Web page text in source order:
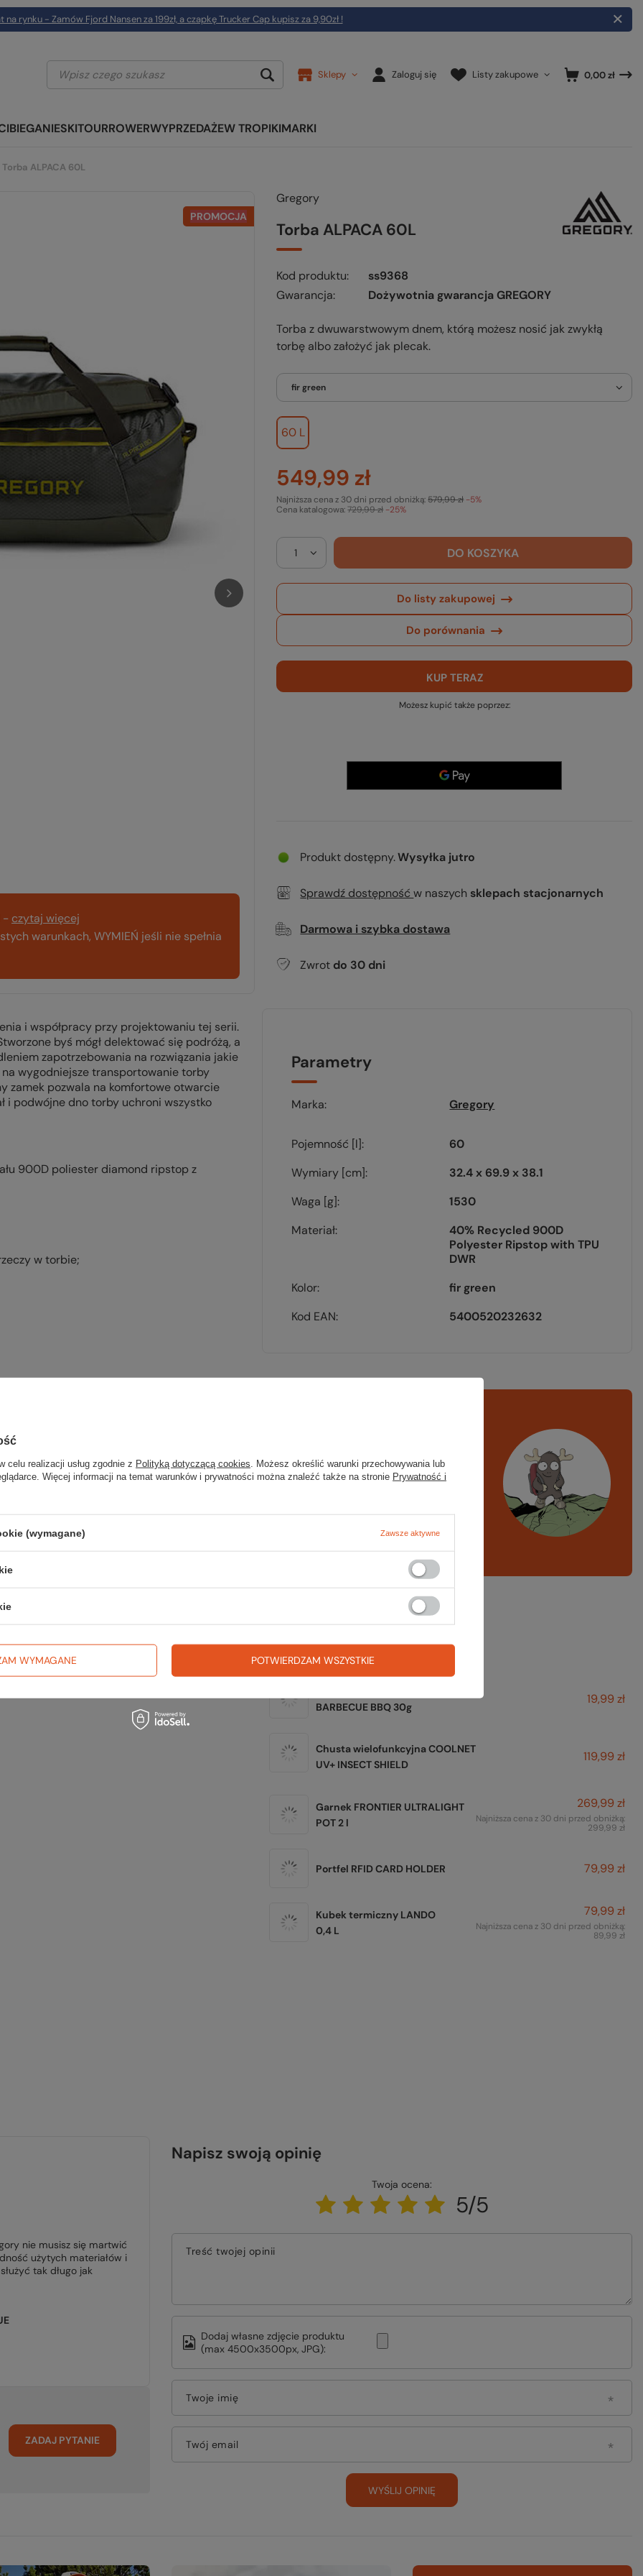
na rynku - Zamów Fjord Nansen za 199zł, a czapkę Trucker Cap kupisz za 9,90zł !
Sklepy Zaloguj się Listy zakupowe 0,00 zł
BIEGANIESKITOURROWERWYPRZEDAŻEW TROPIKIMARKI
Torba ALPACA 60L
PROMOCJA
- czytaj więcej
warunkach, WYMIEŃ jeśli nie spełnia
Gregory
Torba ALPACA 60L
Kod produktu
ss9368
Gwarancja
Dożywotnia gwarancja GREGORY
Torba z dwuwarstwowym dnem, którą możesz nosić jak zwykłą
torbę albo założyć jak plecak.
fir green
60 L
549,99 zł
Cena katalogowa:729,99 zł -25%
Najniższa cena z 30 dni przed obniżką:579,99 zł -5%
DO KOSZYKA
Do listy zakupowej
Do porównania
KUP TERAZ
Możesz kupić także poprzez:
Produkt dostępny Wysyłka jutro
Sprawdź dostępnośćw naszych sklepach stacjonarnych
Darmowa i szybka dostawa
Zwrot do 30 dni
i współpracy przy projektowaniu tej serii.
byś mógł delektować się podróżą, a
zapotrzebowania na rozwiązania jakie
wygodniejsze transportowanie torby
zamek pozwala na komfortowe otwarcie
i podwójne dno torby uchroni wszystko
900D poliester diamond ripstop z
w torbie;
Parametry
Marka Gregory
Pojemność [l]
60
Wymiary [cm]
32.4 x 69.9 x 38.1
Waga [g]
1530
Materiał
40% Recycled 900D
Polyester Ripstop with TPU
DWR
Kolor
fir green
Kod EAN
5400520232632
wszystko
na wyjazd w góry, kajak,
TWOJA LISTA SPRZĘTOWA
BARBECUE BBQ 30g
19,99 zł
Chusta wielofunkcyjna COOLNET
UV+ INSECT SHIELD
119,99 zł
Garnek FRONTIER ULTRALIGHT
POT 2 l
269,99 zł
Najniższa cena z 30 dni przed obniżką:
299,99 zł
Portfel RFID CARD HOLDER 79,99 zł
Kubek termiczny LANDO
0,4 L
79,99 zł
Najniższa cena z 30 dni przed obniżką:
89,99 zł
nie musisz się martwić
użytych materiałów i
tak długo jak
ZADAJ PYTANIE
Napisz swoją opinię
Twoja ocena:
5/5
Treść twojej opinii
Dodaj własne zdjęcie produktu
(max 4500x3500px, JPG):
Twoje imię
Twój email
WYŚLIJ OPINIĘ
celu realizacji usług zgodnie z Polityką dotyczącą cookies . Możesz określić warunki przechowywania lub
Więcej informacji na temat warunków i prywatności można znaleźć także na stronie Prywatność i
(wymagane) Zawsze aktywne
WYMAGANE POTWIERDZAM WSZYSTKIE